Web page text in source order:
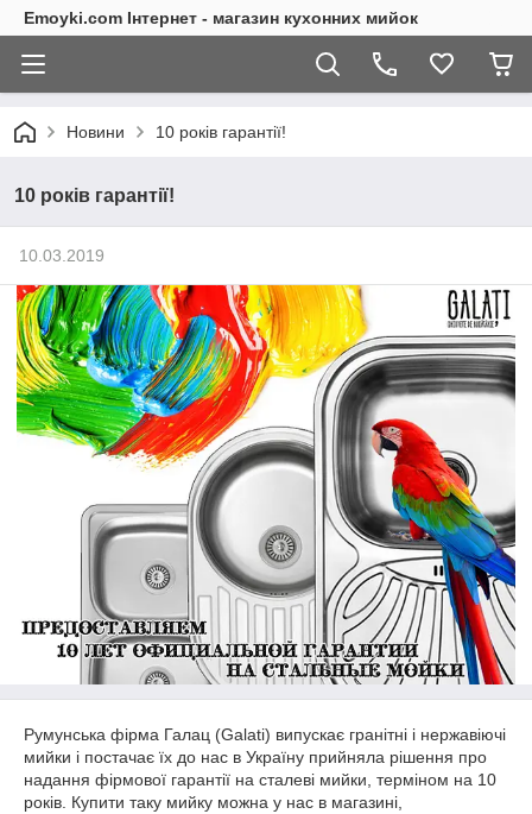
Emoyki.com Інтернет - магазин кухонних мийок
Новини 10 років гарантії!
10 років гарантії!
10.03.2019
Румунська фірма Галац (Galati) випускає гранітні і нержавіючі
мийки і постачає їх до нас в Україну прийняла рішення про
надання фірмової гарантії на сталеві мийки, терміном на 10
років. Купити таку мийку можна у нас в магазині,